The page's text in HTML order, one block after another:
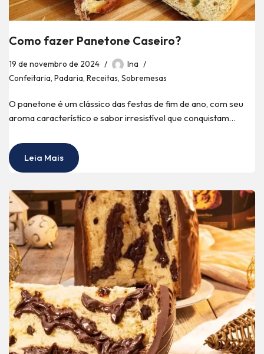
Como fazer Panetone Caseiro?
19 de novembro de 2024
Ina
Confeitaria, Padaria, Receitas, Sobremesas
O panetone é um clássico das festas de fim de ano, com seu
aroma característico e sabor irresistível que conquistam…
Leia Mais